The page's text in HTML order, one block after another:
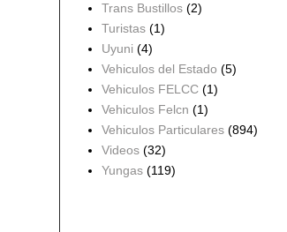
Trans Bustillos (2)
Turistas (1)
Uyuni (4)
Vehiculos del Estado (5)
Vehiculos FELCC (1)
Vehiculos Felcn (1)
Vehiculos Particulares (894)
Videos (32)
Yungas (119)